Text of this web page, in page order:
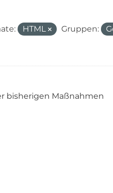
HTML Gruppen:
bisherigen Maßnahmen